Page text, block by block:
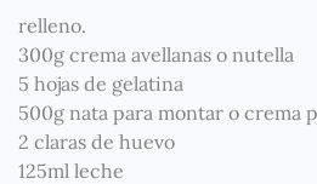
relleno.
300g crema avellanas o nutella
5 hojas de gelatina
500g nata para montar o crema
2 claras de huevo
125ml leche